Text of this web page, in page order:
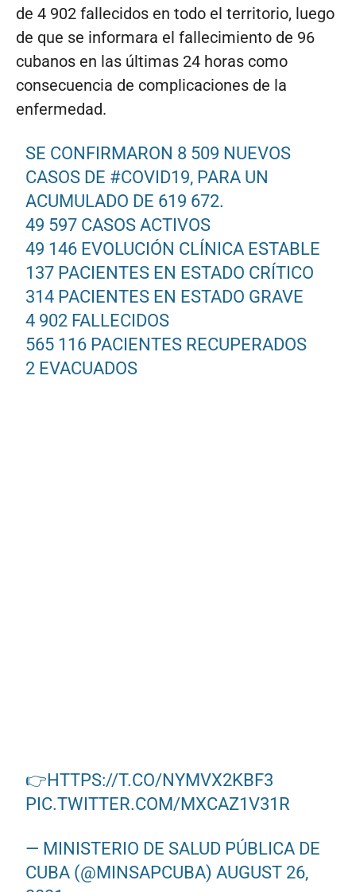
de 4 902 fallecidos en todo el territorio, luego
de que se informara el fallecimiento de 96
cubanos en las últimas 24 horas como
consecuencia de complicaciones de la
enfermedad.
SE CONFIRMARON 8 509 NUEVOS
CASOS DE #COVID19, PARA UN
ACUMULADO DE 619 672.
49 597 CASOS ACTIVOS
49 146 EVOLUCIÓN CLÍNICA ESTABLE
137 PACIENTES EN ESTADO CRÍTICO
314 PACIENTES EN ESTADO GRAVE
4 902 FALLECIDOS
565 116 PACIENTES RECUPERADOS
2 EVACUADOS
👉HTTPS://T.CO/NYMVX2KBF3
PIC.TWITTER.COM/MXCAZ1V31R
— MINISTERIO DE SALUD PÚBLICA DE
CUBA (@MINSAPCUBA)AUGUST 26,